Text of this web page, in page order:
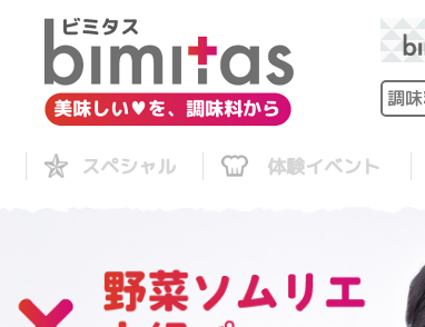
スペシャル 体験イベント